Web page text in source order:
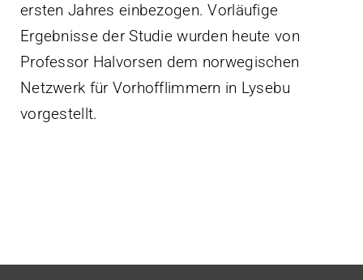
ersten Jahres einbezogen. Vorläufige
Ergebnisse der Studie wurden heute von
Professor Halvorsen dem norwegischen
Netzwerk für Vorhofflimmern in Lysebu
vorgestellt.